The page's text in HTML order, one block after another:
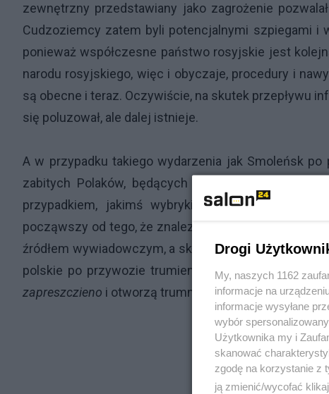
zewnętrzny przedstawiany jako zagrożenie
Cudzoziemcy zatem byli potencjalnymi szpiegami i
ponieważ współczesne państwo rosyjskie jest
narodu rosyjskiego, więc i obyczaje, procedury i
są obecne i teraz. Oczywiście, na skutek przepływu
się poluzował, ale dalej istnieje.
A w przypadku takiego wydarzenia jak Smoleńsk
zabitych Polaków, będących w przeszłości i w
przypadkiem, jakimś wybrykiem nierozgarniętego
począwszy od tego, że znalezione przy zwłokach
źródłem wywiadowczym, a skończywszy na tym, że
polskie po przywozie trumien do Polski, a więc,
zapreszczieno i otworzą trumny. Na taki wypadek
Drogi
My, naszych 1162
informacje na
informacje wysyłane
wybór
Użytkownika my i
skanować
zgodę na korzystanie z
ją zmienić/wycofać